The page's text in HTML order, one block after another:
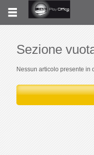
Sezione
Nessun articolo presente in